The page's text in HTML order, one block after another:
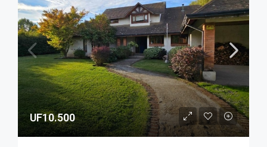
UF10.500